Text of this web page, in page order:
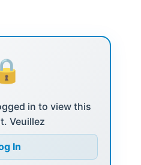
in to view this
Veuillez
In